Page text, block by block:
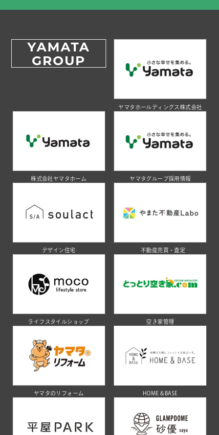
YAMATA
GROUP
ヤマタホールディングス株式会社
株式会社ヤマタホーム ヤマタグループ採用情報
デザイン住宅 不動産売買・査定
ライフスタイルショップ 空き家管理
ヤマタのリフォーム HOME＆BASE